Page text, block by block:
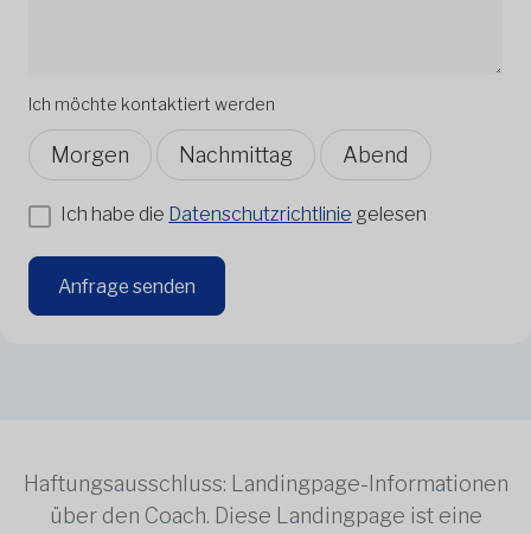
Ich möchte kontaktiert werden
Morgen Nachmittag Abend
Ich habe die Datenschutzrichtlinie gelesen
Anfrage senden
Haftungsausschluss: Landingpage-Informationen
über den Coach. Diese Landingpage ist eine